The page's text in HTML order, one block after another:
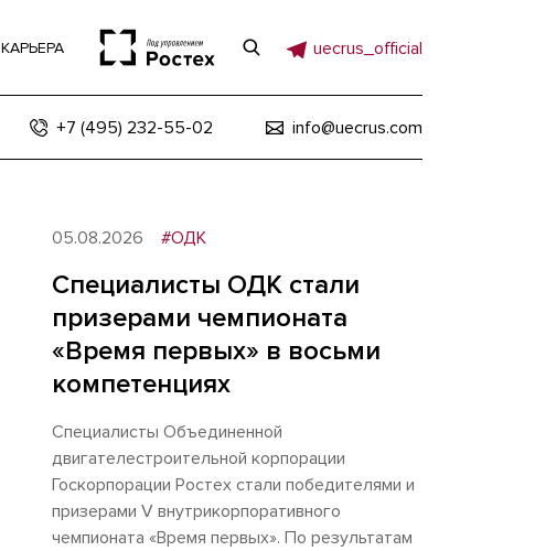
КАРЬЕРА uecrus_official
+7 (495) 232-55-02 info@uecrus.com
05.08.2026 #ОДК
Специалисты ОДК стали
призерами чемпионата
«Время первых» в восьми
компетенциях
Специалисты Объединенной
двигателестроительной корпорации
Госкорпорации Ростех стали победителями и
призерами V внутрикорпоративного
чемпионата «Время первых». По результатам